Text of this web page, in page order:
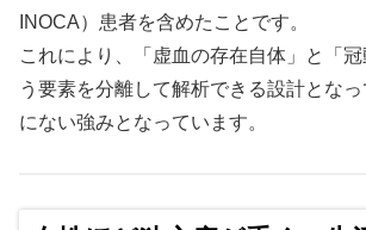
INOCA）患者を含めたことです。
これにより、「虚血の存在自体」と「
う要素を分離して解析できる設計とな
にない強みとなっています。